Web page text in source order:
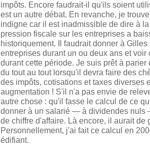
impôts. Encore faudrait-il qu'ils soient
est un autre débat. En revanche, je
indigne car il est inadmissible de dire à
pression fiscale sur les entreprises a
historiquement. Il faudrait donner à
entreprises durant un ou deux ans et
durant cette période. Je suis prêt à
du tout au tout lorsqu'il devra faire des
des impôts, cotisations et taxes diverses
augmentation ! S'il n'a pas envie de
autre chose : qu'il fasse le calcul de ce
donner à un salarié — à dividendes nuls
de chiffre d'affaire. Là encore, il aurait de
Personnellement, j'ai fait ce calcul en
édifiant.